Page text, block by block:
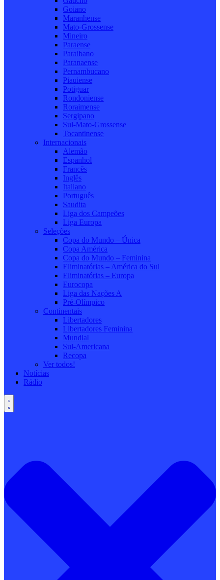
Goiano
Maranhense
Mato-Grossense
Mineiro
Paraense
Paraibano
Paranaense
Pernambucano
Piauiense
Potiguar
Rondoniense
Roraimense
Sergipano
Sul-Mato-Grossense
Tocantinense
Internacionais
Alemão
Espanhol
Francês
Inglês
Italiano
Português
Saudita
Liga dos Campeões
Liga Europa
Seleções
Copa do Mundo – Única
Copa América
Copa do Mundo – Feminina
Eliminatórias – América do Sul
Eliminatórias – Europa
Eurocopa
Liga das Nações A
Pré-Olímpico
Continentais
Libertadores
Libertadores Feminina
Mundial
Sul-Americana
Recopa
Ver todos!
Notícias
Rádio